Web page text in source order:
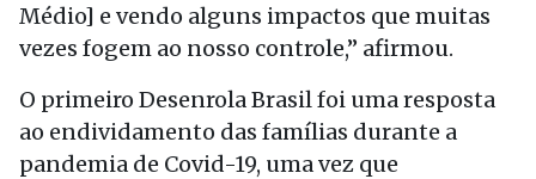
Médio] e vendo alguns impactos que muitas
vezes fogem ao nosso controle,” afirmou.
O primeiro Desenrola Brasil foi uma resposta
ao endividamento das famílias durante a
pandemia de Covid-19, uma vez que